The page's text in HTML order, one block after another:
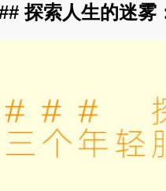
探索人生的迷雾